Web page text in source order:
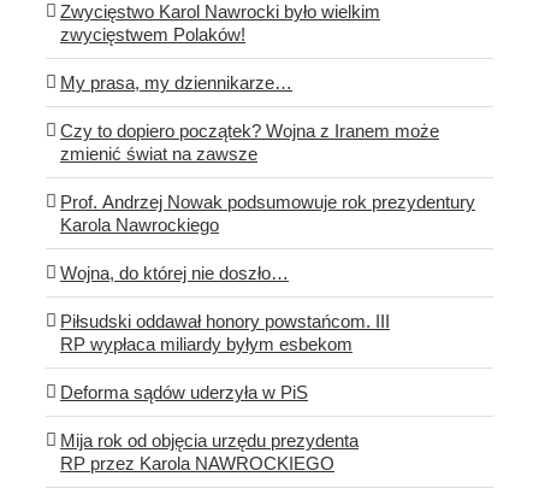
Zwycięstwo Karol Nawrocki było wielkim
zwycięstwem Polaków!
My prasa, my dziennikarze…
Czy to dopiero początek? Wojna z Iranem może
zmienić świat na zawsze
Prof. Andrzej Nowak podsumowuje rok prezydentury
Karola Nawrockiego
Wojna, do której nie doszło…
Piłsudski oddawał honory powstańcom. III
RP wypłaca miliardy byłym esbekom
Deforma sądów uderzyła w PiS
Mija rok od objęcia urzędu prezydenta
RP przez Karola NAWROCKIEGO